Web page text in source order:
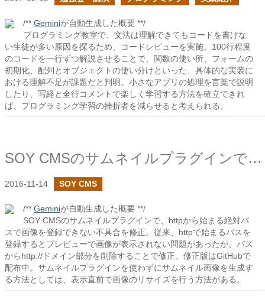
/** Geminiが自動生成した概要 **/
プログラミング教室で、文法は理解できてもコードを書けな
い生徒が多い原因を探るため、コードレビューを実施。100行程度
のコードを一行ずつ解説させることで、関数の使い所、フォームの
初期化、配列とオブジェクトの使い分けといった、具体的な実装に
おける理解不足が課題だと判明。小さなアプリの処理を言葉で説明
したり、写経と全行コメントで楽しく学習する方法を確立できれ
ば、プログラミング学習の挫折者を減らせると考えられる。
SOY CMSのサムネイルプラグインでhttpからはじまる絶対パスで登録出来ない不具合を修正しました。
2016-11-14 SOY CMS
/** Geminiが自動生成した概要 **/
SOY CMSのサムネイルプラグインで、httpから始まる絶対パ
スで画像を登録できない不具合を修正。従来、httpで始まるパスを
登録するとプレビューで画像が表示されない問題があったが、パス
からhttp://ドメイン部分を削除することで修正。修正版はGitHubで
配布中。サムネイルプラグインを使わずにサムネイル画像を生成す
る方法としては、表示直前で画像のリサイズを行う方法がある。